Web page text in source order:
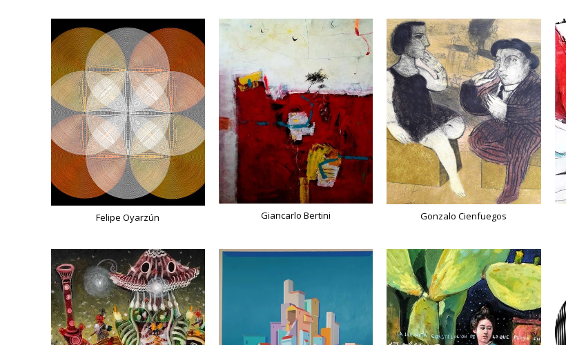
Felipe Oyarzún Giancarlo Bertini Gonzalo Cienfuegos